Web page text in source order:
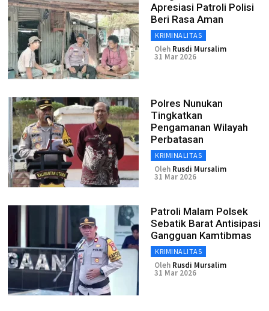
Apresiasi Patroli Polisi
Beri Rasa Aman
KRIMINALITAS
Oleh Rusdi Mursalim
31 Mar 2026
Polres Nunukan
Tingkatkan
Pengamanan Wilayah
Perbatasan
KRIMINALITAS
Oleh Rusdi Mursalim
31 Mar 2026
Patroli Malam Polsek
Sebatik Barat Antisipasi
Gangguan Kamtibmas
KRIMINALITAS
Oleh Rusdi Mursalim
31 Mar 2026